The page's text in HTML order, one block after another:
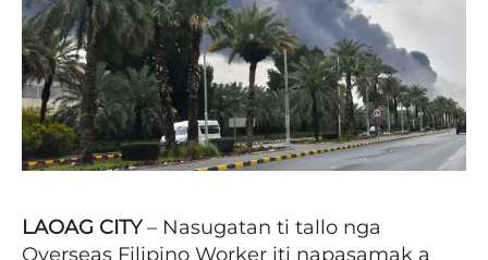
LAOAG CITY– Nasugatan ti tallo nga
Overseas Filipino Worker iti napasamak a